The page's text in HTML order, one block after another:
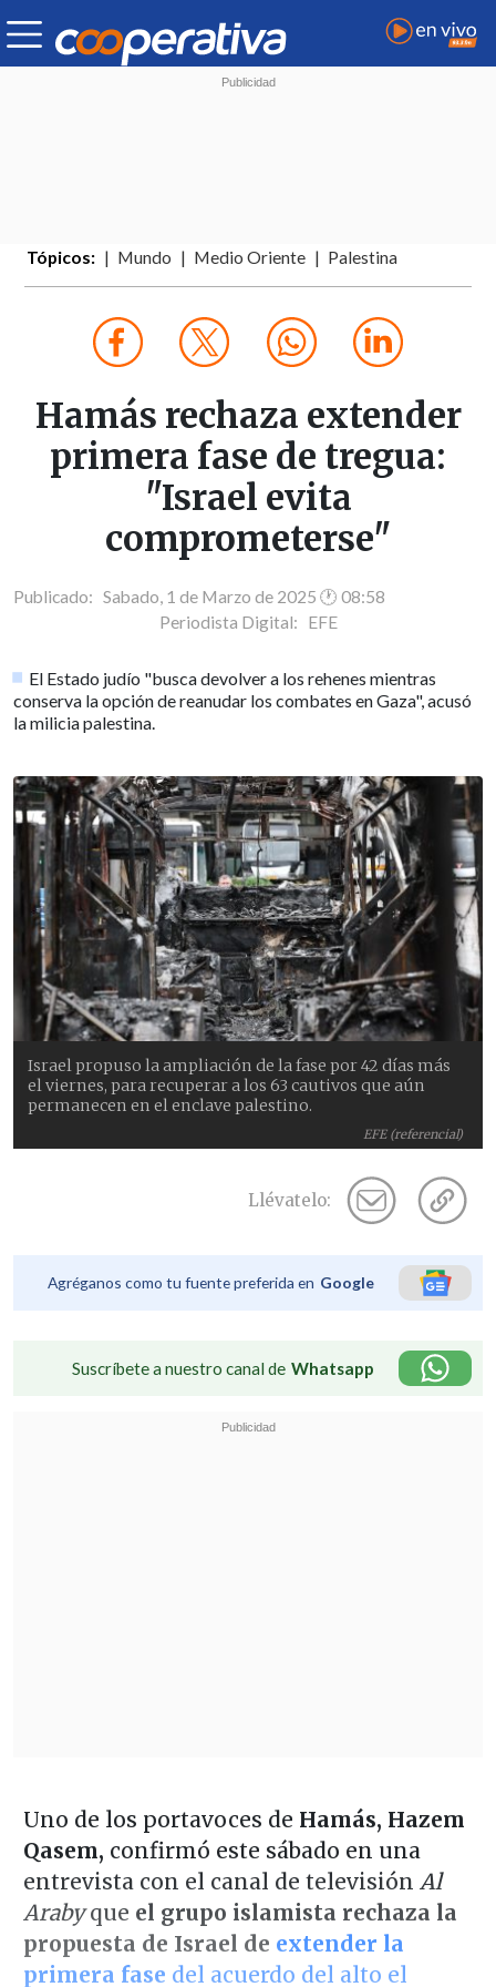
Tópicos: Mundo Medio Oriente Palestina
Hamás rechaza extender
primera fase de tregua:
"Israel evita
comprometerse"
Publicado: Sabado, 1 de Marzo de 2025 🕐 08:58
Periodista Digital: EFE
El Estado judío "busca devolver a los rehenes mientras
conserva la opción de reanudar los combates en Gaza", acusó
la milicia palestina.
EFE (referencial)
Israel propuso la ampliación de la fase por 42 días más
el viernes, para recuperar a los 63 cautivos que aún
permanecen en el enclave palestino.
Llévatelo:
Agréganos como tu fuente preferida en Google
Suscríbete a nuestro canal de Whatsapp
Uno de los portavoces de Hamás, Hazem
Qasem, confirmó este sábado en una
entrevista con el canal de televisión Al
Arabyque el grupo islamista rechaza la
propuesta de Israel de extender la
primera fase del acuerdo del alto el